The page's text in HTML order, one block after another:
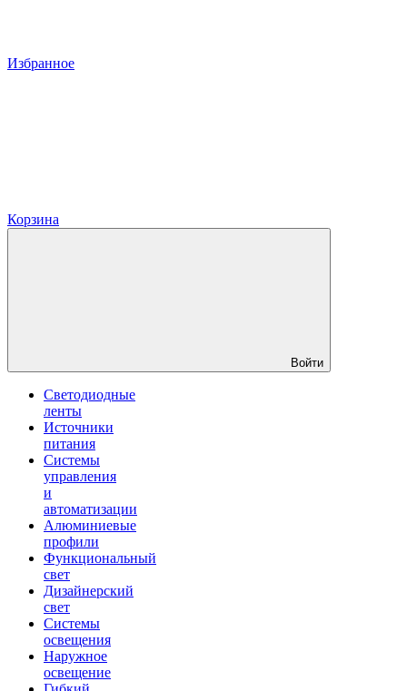
Избранное
Корзина
Войти
Светодиодные
ленты
Источники
питания
Системы
управления
и
автоматизации
Алюминиевые
профили
Функциональный
свет
Дизайнерский
свет
Системы
освещения
Наружное
освещение